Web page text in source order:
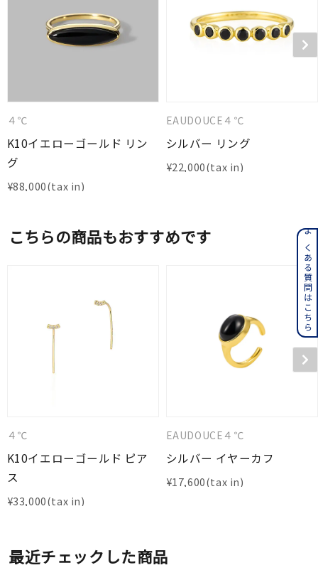
４℃
K10イエローゴールド リン
グ
¥88,000
EAUDOUCE４℃
シルバー リング
¥22,000
こちらの商品もおすすめです
４℃
K10イエローゴールド ピア
ス
¥33,000
EAUDOUCE４℃
シルバー イヤーカフ
¥17,600
最近チェックした商品
よくある質問はこちら